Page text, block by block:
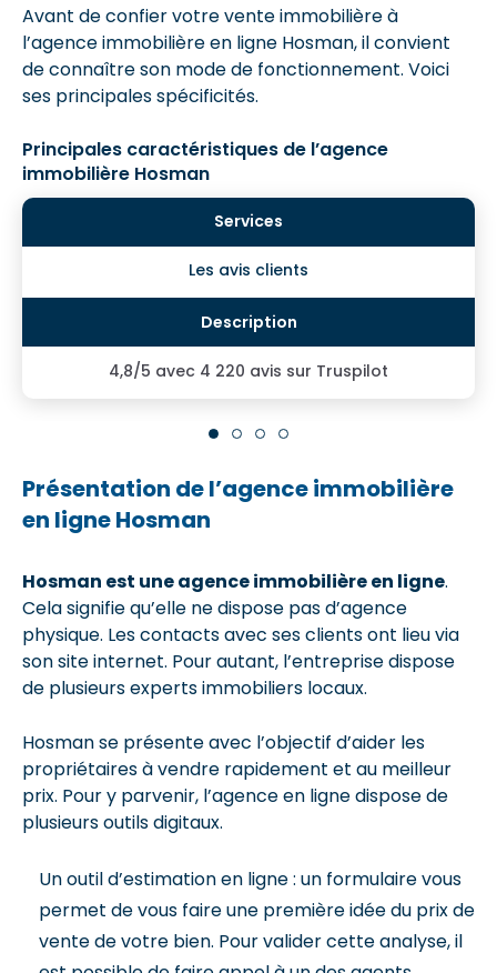
Avant de confier votre vente immobilière à
l’agence immobilière en ligne Hosman, il convient
de connaître son mode de fonctionnement. Voici
ses principales spécificités.
Principales caractéristiques de l’agence
immobilière Hosman
Les avis clients
4,8/5 avec 4 220 avis sur Truspilot
Présentation de l’agence immobilière
en ligne Hosman
Hosman est une agence immobilière en ligne.
Cela signifie qu’elle ne dispose pas d’agence
physique. Les contacts avec ses clients ont lieu via
son site internet. Pour autant, l’entreprise dispose
de plusieurs experts immobiliers locaux.
Hosman se présente avec l’objectif d’aider les
propriétaires à vendre rapidement et au meilleur
prix. Pour y parvenir, l’agence en ligne dispose de
plusieurs outils digitaux.
Un outil d’estimation en ligne : un formulaire vous
permet de vous faire une première idée du prix de
vente de votre bien. Pour valider cette analyse, il